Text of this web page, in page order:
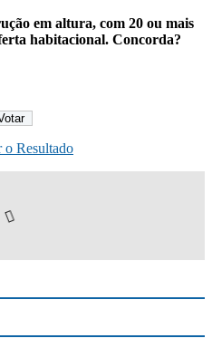
em altura, com 20 ou mais
habitacional. Concorda?
o Resultado